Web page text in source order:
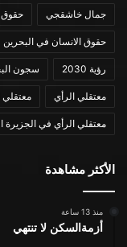
جمال خاشقجي حقوق
حقوق الانسان في البحرين
رؤية 2030 سجون
معتقلي الرأي معتقلي
معتقلي الرأي في الجزيرة
الأكثر مشاهدة
منذ 13 ساعة
أزمةالسكن لا تنتهي